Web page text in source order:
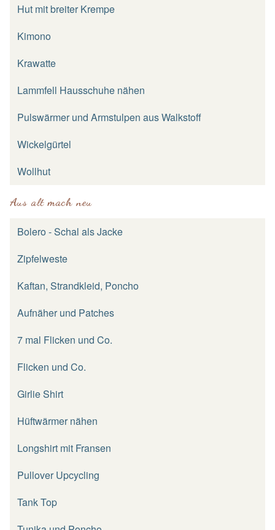
Hut mit breiter Krempe
Kimono
Krawatte
Lammfell Hausschuhe nähen
Pulswärmer und Armstulpen aus Walkstoff
Wickelgürtel
Wollhut
Aus alt mach neu
Bolero - Schal als Jacke
Zipfelweste
Kaftan, Strandkleid, Poncho
Aufnäher und Patches
7 mal Flicken und Co.
Flicken und Co.
Girlie Shirt
Hüftwärmer nähen
Longshirt mit Fransen
Pullover Upcycling
Tank Top